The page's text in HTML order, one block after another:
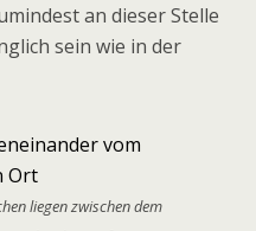
an dieser Stelle
sein wie in der
liegen zwischen dem